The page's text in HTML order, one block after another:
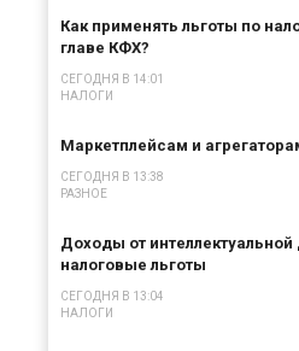
Как применять льготы по
главе КФХ?
СЕГОДНЯ В 14:01
НАЛОГИ
Маркетплейсам и
СЕГОДНЯ В 13:38
РАЗНОЕ
Доходы от интеллектуальной
налоговые льготы
СЕГОДНЯ В 13:04
НАЛОГИ